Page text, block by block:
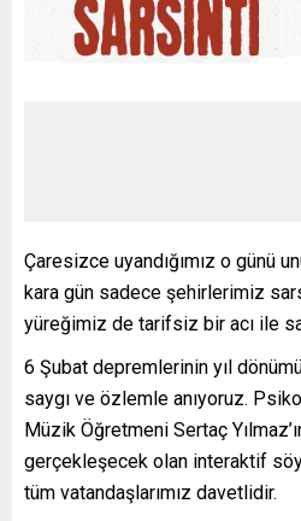
Çaresizce uyandığımız o günü
kara gün sadece şehirlerimiz
yüreğimiz de tarifsiz bir acı ile
6 Şubat depremlerinin yıl
saygı ve özlemle anıyoruz.
Müzik Öğretmeni Sertaç
gerçekleşecek olan interaktif
tüm vatandaşlarımız davetlidir.